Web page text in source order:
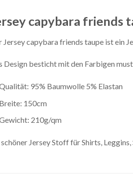
capybara friends
Jersey capybara friends taupe ist ein
Design besticht mit den Farbigen
95% Baumwolle 5% Elastan
Breite: 150cm
210g/qm
schöner Jersey Stoff für Shirts,